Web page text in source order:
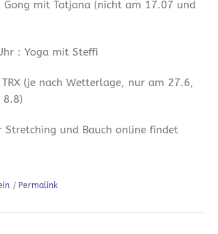
Gong mit Tatjana (nicht am 17.07 und
: Yoga mit Steffi
(je nach Wetterlage, nur am 27.6,
8.8)
Stretching und Bauch online findet
| Permalink